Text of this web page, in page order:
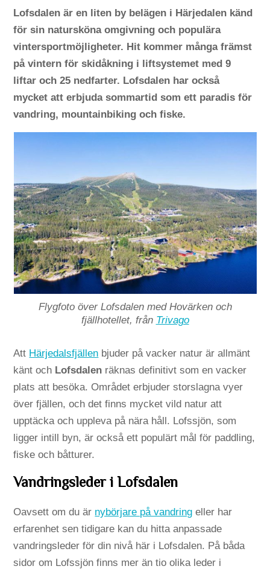
Lofsdalen är en liten by belägen i Härjedalen känd
för sin natursköna omgivning och populära
vintersportmöjligheter. Hit kommer många främst
på vintern för skidåkning i liftsystemet med 9
liftar och 25 nedfarter. Lofsdalen har också
mycket att erbjuda sommartid som ett paradis för
vandring, mountainbiking och fiske.
Flygfoto över Lofsdalen med Hovärken och
fjällhotellet, från Trivago
Att Härjedalsfjällen bjuder på vacker natur är allmänt
känt och Lofsdalen räknas definitivt som en vacker
plats att besöka. Området erbjuder storslagna vyer
över fjällen, och det finns mycket vild natur att
upptäcka och uppleva på nära håll. Lofssjön, som
ligger intill byn, är också ett populärt mål för paddling,
fiske och båtturer.
Vandringsleder i Lofsdalen
Oavsett om du är nybörjare på vandring eller har
erfarenhet sen tidigare kan du hitta anpassade
vandringsleder för din nivå här i Lofsdalen. På båda
sidor om Lofssjön finns mer än tio olika leder i